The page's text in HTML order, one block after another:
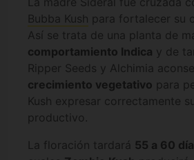
Bubba Kush para fortalecer su
Así se trata de una planta de
comportamiento Indica y de
Ripper Seeds y Alchimia
crecimiento vegetativo para
Kush expresar correctamente
productivo.
La floración tardará 55 a 60